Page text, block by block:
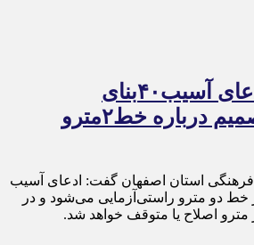
راستی‌آزمایی ادعای آسیب۴۰بنای
تاریخی،مبنای تصمیم درباره خط۲مترو
استان اصفهان گفت: ادعای آسیب
خط دو مترو راستی‌آزمایی می‌شود و در
اصلاح یا متوقف خواهد شد.